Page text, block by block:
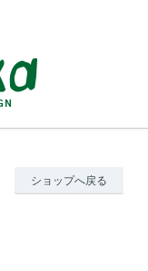
ショップへ戻る